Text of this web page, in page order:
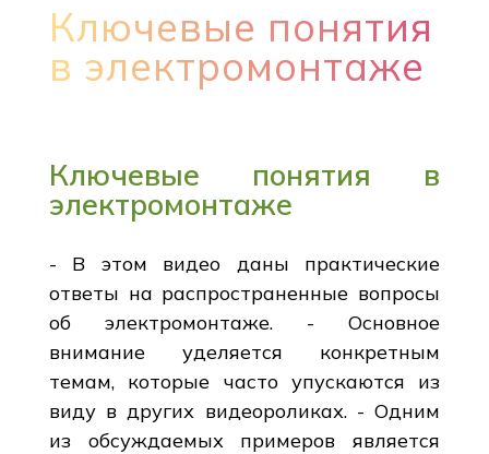
Ключевые понятия
в электромонтаже
Ключевые понятия в
электромонтаже
- В этом видео даны практические
ответы на распространенные вопросы
об электромонтаже. - Основное
внимание уделяется конкретным
темам, которые часто упускаются из
виду в других видеороликах. - Одним
из обсуждаемых примеров является